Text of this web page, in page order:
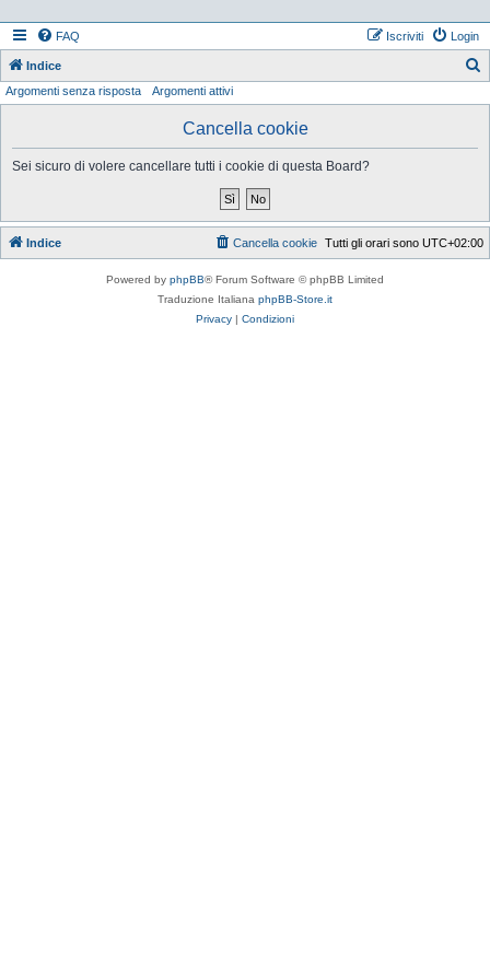
FAQ Login
Iscriviti
Indice
Argomenti senza risposta Argomenti attivi
Cancella cookie
Sei sicuro di volere cancellare tutti i cookie di questa Board?
Indice Tutti gli orari sono UTC+02:00
Cancella cookie
Powered by phpBB® Forum Software © phpBB Limited
Traduzione Italiana phpBB-Store.it
Privacy | Condizioni